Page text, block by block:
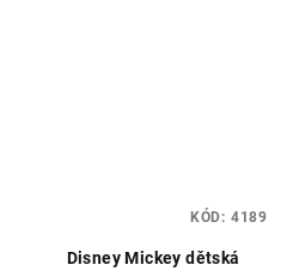
Disney Mickey dětská
KÓD: 4189